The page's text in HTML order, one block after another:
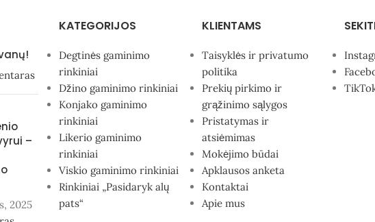
–
2025
KATEGORIJOS
Degtinės gaminimo
rinkiniai
Džino gaminimo rinkiniai
Konjako gaminimo
rinkiniai
Likerio gaminimo
rinkiniai
Viskio gaminimo rinkiniai
Rinkiniai „Pasidaryk alų
pats“
KLIENTAMS
Taisyklės ir privatumo
politika
Prekių pirkimo ir
grąžinimo sąlygos
Pristatymas ir
atsiėmimas
Mokėjimo būdai
Apklausos anketa
Kontaktai
Apie mus